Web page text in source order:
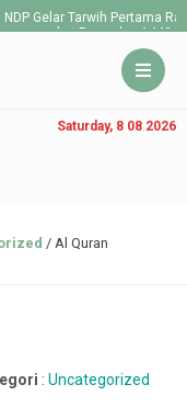
Tarwih Pertama
Ramadan 1443 H,
Saturday, 8 08 2026
/ Al Quran
: Uncategorized